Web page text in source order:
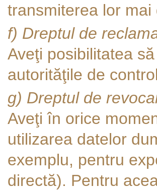
transmiterea lor mai
f) Dreptul de
Aveţi posibilitatea
autorităţile de
g) Dreptul de
Aveţi în orice
utilizarea datelor
exemplu, pentru
directă). Pentru